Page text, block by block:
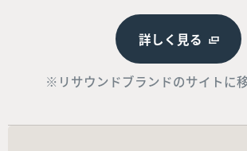
詳しく見る
※リサウンドブランドのサイトに移